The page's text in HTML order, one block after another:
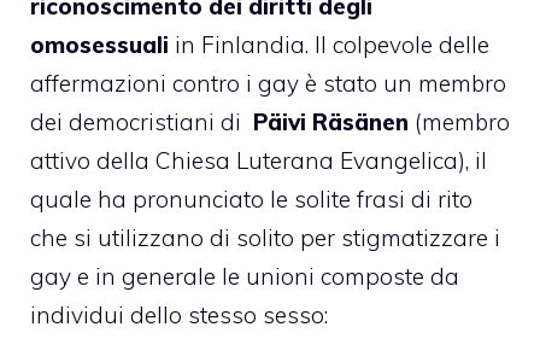
omosessuali in Finlandia. Il colpevole delle
affermazioni contro i gay è stato un membro
dei democristiani di Päivi Räsänen (membro
attivo della Chiesa Luterana Evangelica), il
quale ha pronunciato le solite frasi di rito
che si utilizzano di solito per stigmatizzare i
gay e in generale le unioni composte da
individui dello stesso sesso: